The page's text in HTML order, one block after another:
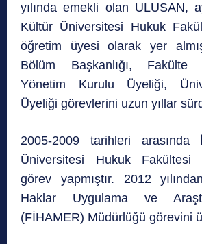
yılında emekli olan ULUSAN,
Kültür Üniversitesi Hukuk
öğretim üyesi olarak yer
Bölüm Başkanlığı,
Yönetim Kurulu Üyeliği,
Üyeliği görevlerini uzun yıllar
2005-2009 tarihleri arasında
Üniversitesi Hukuk Fakültesi
görev yapmıştır. 2012
Haklar Uygulama ve
(FİHAMER) Müdürlüğü görevini